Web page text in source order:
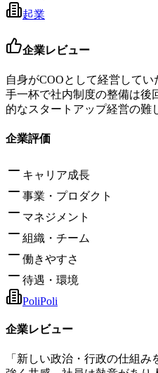
起業
企業レビュー
自身がCOOとして経営して
手一杯で社内制度の整備は後
的なスタートアップ経営の難
企業評価
キャリア成長
事業・プロダクト
マネジメント
組織・チーム
働きやすさ
待遇・環境
PoliPoli
企業レビュー
「新しい政治・行政の仕組